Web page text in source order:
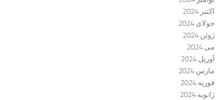
اکتبر 2024
جولای 2024
ژوئن 2024
می 2024
آوریل 2024
مارس 2024
فوریه 2024
ژانویه 2024